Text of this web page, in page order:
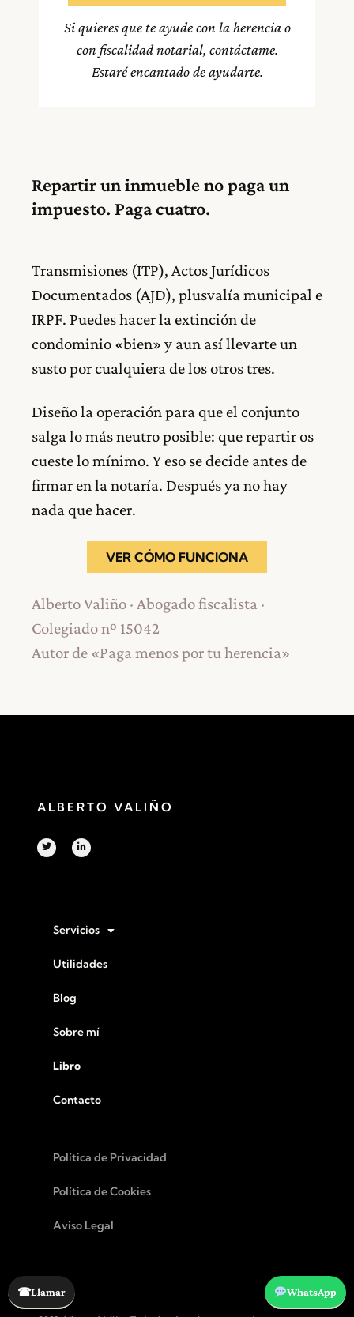
Si quieres que te ayude con la herencia o
con fiscalidad notarial, contáctame.
Estaré encantado de ayudarte.
Repartir un inmueble no paga un
impuesto. Paga cuatro.
Transmisiones (ITP), Actos Jurídicos
Documentados (AJD), plusvalía municipal e
IRPF. Puedes hacer la extinción de
condominio «bien» y aun así llevarte un
susto por cualquiera de los otros tres.
Diseño la operación para que el conjunto
salga lo más neutro posible: que repartir os
cueste lo mínimo. Y eso se decide antes de
firmar en la notaría. Después ya no hay
nada que hacer.
VER CÓMO FUNCIONA
Alberto Valiño · Abogado fiscalista ·
Colegiado nº 15042
Autor de «Paga menos por tu herencia»
ALBERTO VALIÑO
Servicios
Utilidades
Blog
Sobre mí
Libro
Contacto
Política de Privacidad
Política de Cookies
Aviso Legal
☎Llamar WhatsApp